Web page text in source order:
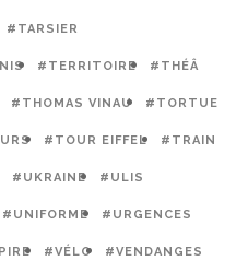
#TARSIER
#TERRITOIRE #THÉÂ
#THOMAS VINAU #TORTUE
#TOUR EIFFEL #TRAIN
#UKRAINE #ULIS
#UNIFORME #URGENCES
#VÉLO #VENDANGES